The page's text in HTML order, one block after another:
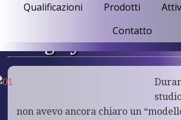
Qualificazioni
Prodotti
Contatto
Biografia
non avevo ancora chiaro un